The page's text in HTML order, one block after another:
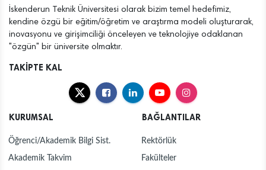
İskenderun Teknik Üniversitesi olarak bizim temel hedefimiz,
kendine özgü bir eğitim/öğretim ve araştırma modeli oluşturarak,
inovasyonu ve girişimciliği önceleyen ve teknolojiye odaklanan
"özgün" bir üniversite olmaktır.
TAKİPTE KAL
KURUMSAL
Öğrenci/Akademik Bilgi Sist.
Akademik Takvim
BAĞLANTILAR
Rektörlük
Fakülteler